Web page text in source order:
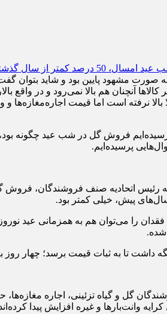
صورت مشهود پایین بود و شاید
آنچنان هم بالا نمی‌رود و در
نرفته است اما قیمت اجاره‌مغازه‌ها
فروش گل در شب عید
پرسیده‌ایم.
را می‌توان هم به همزمانی عید
شده.
داشت تا به ثبات قیمت برسد؛ چهار
گل و گیاه تزئینی، اجاره
وانت‌بارها و غیره افزایش پیدا